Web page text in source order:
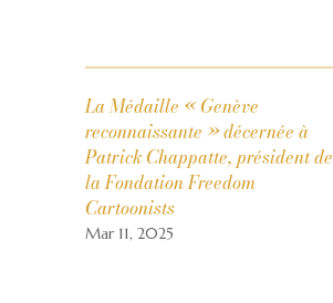
La Médaille « Genève
reconnaissante » décernée à
Patrick Chappatte, président de
la Fondation Freedom
Cartoonists
Mar 11, 2025